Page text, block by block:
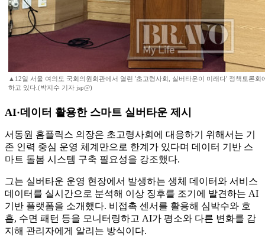
▲12일 서울 여의도 국회의원회관에서 열린 '초고령사회, 실버타운이 미래다' 정책토론회
하고 있다.(박지수 기자 jsp@)
AI·데이터 활용한 스마트 실버타운 제시
서동원 홈플릭스 의장은 초고령사회에 대응하기 위해서는 기
존 인력 중심 운영 체계만으로 한계가 있다며 데이터 기반 스
마트 돌봄 시스템 구축 필요성을 강조했다.
그는 실버타운 운영 현장에서 발생하는 생체 데이터와 서비스
데이터를 실시간으로 분석해 이상 징후를 조기에 발견하는 AI
기반 플랫폼을 소개했다. 비접촉 센서를 활용해 심박수와 호
흡, 수면 패턴 등을 모니터링하고 AI가 평소와 다른 변화를 감
지해 관리자에게 알리는 방식이다.